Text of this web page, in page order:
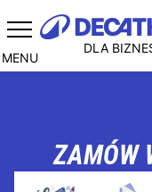
MENU
DLA
ZAMÓW